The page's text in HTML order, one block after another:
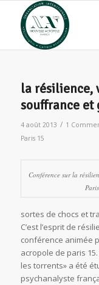
la résilience,
souffrance et
4 août 2013 / 1
Paris 15
Conférence sur la
sortes de chocs et
C’est l’esprit de
conférence animée
acropole de paris
les torrents» a été
psychanalyste